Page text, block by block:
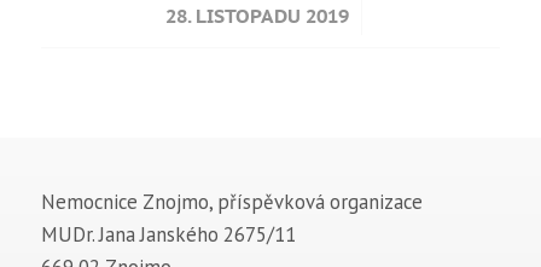
28. LISTOPADU 2019
/
Nemocnice Znojmo, příspěvková organizace
MUDr. Jana Janského 2675/11